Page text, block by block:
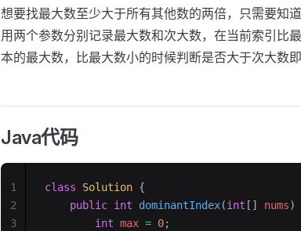
想要找最大数至少大于所有其他数的两倍，只需要知
用两个参数分别记录最大数和次大数，在当前索引比
本的最大数，比最大数小的时候判断是否大于次大数
Java代码
class Solution {
    public
int dominantIndex(int [] nums)
        int
max = 0;
1
2
3